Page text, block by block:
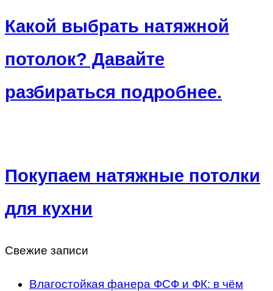
Какой выбрать натяжной
потолок? Давайте
разбираться подробнее.
Покупаем натяжные потолки
для кухни
Свежие записи
Влагостойкая фанера ФСФ и ФК: в чём